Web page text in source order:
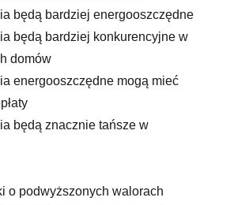
będą bardziej energooszczędne
będą bardziej konkurencyjne w
domów
energooszczędne mogą mieć
będą znacznie tańsze w
o podwyższonych walorach